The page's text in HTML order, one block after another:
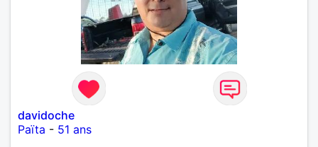
davidoche
Païta - 51 ans